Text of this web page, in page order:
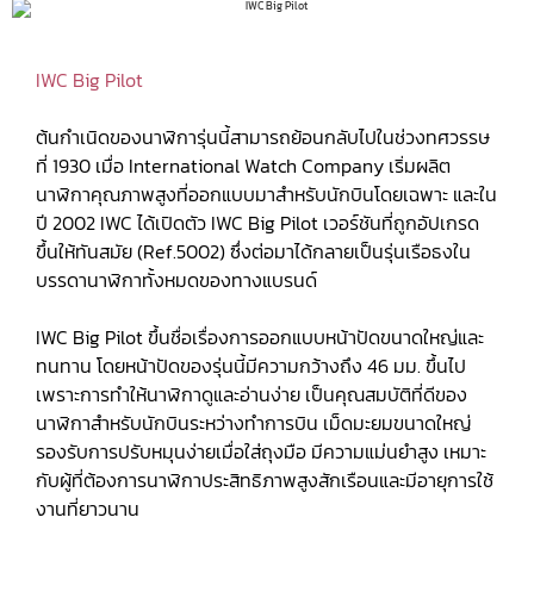
IWC Big Pilot
ต้นกำเนิดของนาฬิการุ่นนี้สามารถย้อนกลับไปในช่วงทศวรรษ
ที่ 1930 เมื่อ International Watch Company เริ่มผลิต
นาฬิกาคุณภาพสูงที่ออกแบบมาสำหรับนักบินโดยเฉพาะ และใน
ปี 2002 IWC ได้เปิดตัว IWC Big Pilot เวอร์ชันที่ถูกอัปเกรด
ขึ้นให้ทันสมัย (Ref.5002) ซึ่งต่อมาได้กลายเป็นรุ่นเรือธงใน
บรรดานาฬิกาทั้งหมดของทางแบรนด์
IWC Big Pilot ขึ้นชื่อเรื่องการออกแบบหน้าปัดขนาดใหญ่และ
ทนทาน โดยหน้าปัดของรุ่นนี้มีความกว้างถึง 46 มม. ขึ้นไป
เพราะการทำให้นาฬิกาดูและอ่านง่าย เป็นคุณสมบัติที่ดีของ
นาฬิกาสำหรับนักบินระหว่างทำการบิน เม็ดมะยมขนาดใหญ่
รองรับการปรับหมุนง่ายเมื่อใส่ถุงมือ มีความแม่นยำสูง เหมาะ
กับผู้ที่ต้องการนาฬิกาประสิทธิภาพสูงสักเรือนและมีอายุการใช้
งานที่ยาวนาน